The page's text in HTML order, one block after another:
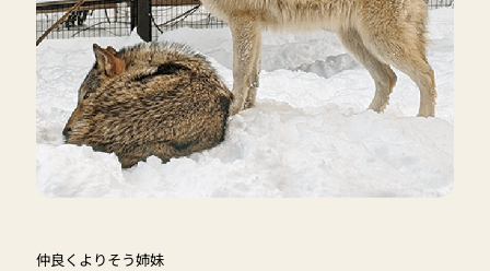
仲良くよりそう姉妹